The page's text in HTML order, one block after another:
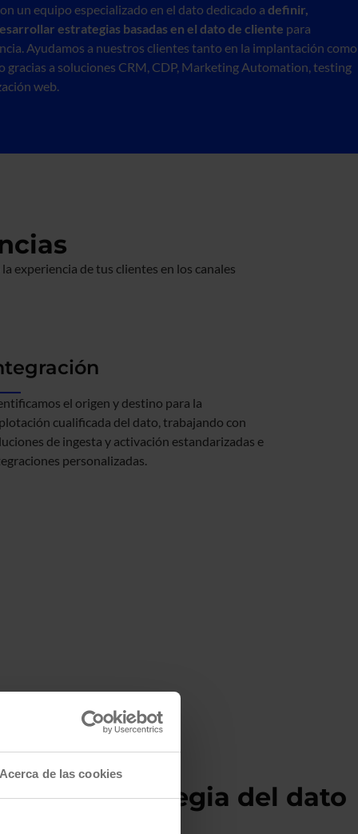
Acerca de las cookies
un equipo especializado en el dato dedicado adefinir,
estrategias basadas en el dato de cliente para
Ayudamos a nuestros clientes tanto en la implantación como
gracias a soluciones CRM, CDP, Marketing Automation, testing
web.
experiencia de tus clientes en los canales
el origen y destino para la
cualificada del dato, trabajando con
de ingesta y activación estandarizadas e
personalizadas.
en estrategia del dato